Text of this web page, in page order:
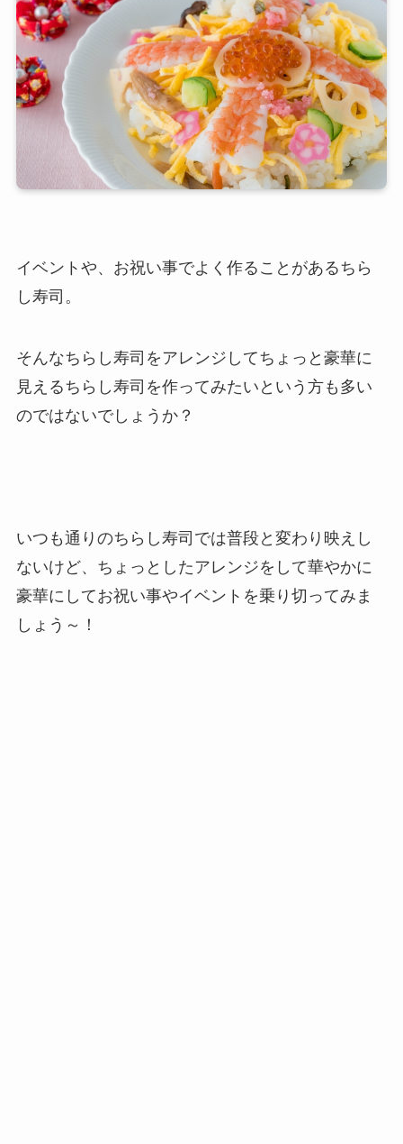
イベントや、お祝い事でよく作ることがあるちら
し寿司。
そんなちらし寿司をアレンジしてちょっと豪華に
見えるちらし寿司を作ってみたいという方も多い
のではないでしょうか？
いつも通りのちらし寿司では普段と変わり映えし
ないけど、ちょっとしたアレンジをして華やかに
豪華にしてお祝い事やイベントを乗り切ってみま
しょう～！